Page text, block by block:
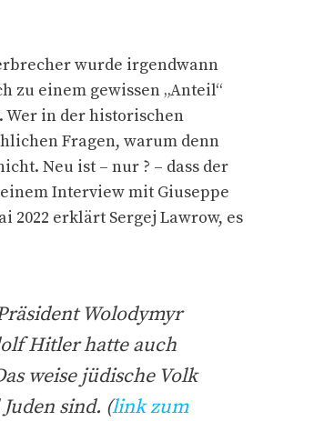
wurde irgendwann
zu einem gewissen „Anteil“
Wer in der historischen
Fragen, warum denn
Neu ist – nur ? – dass der
Interview mit Giuseppe
2022 erklärt Sergej Lawrow, es
Wolodymyr
Hitler hatte auch
weise jüdische Volk
sind. (link zum